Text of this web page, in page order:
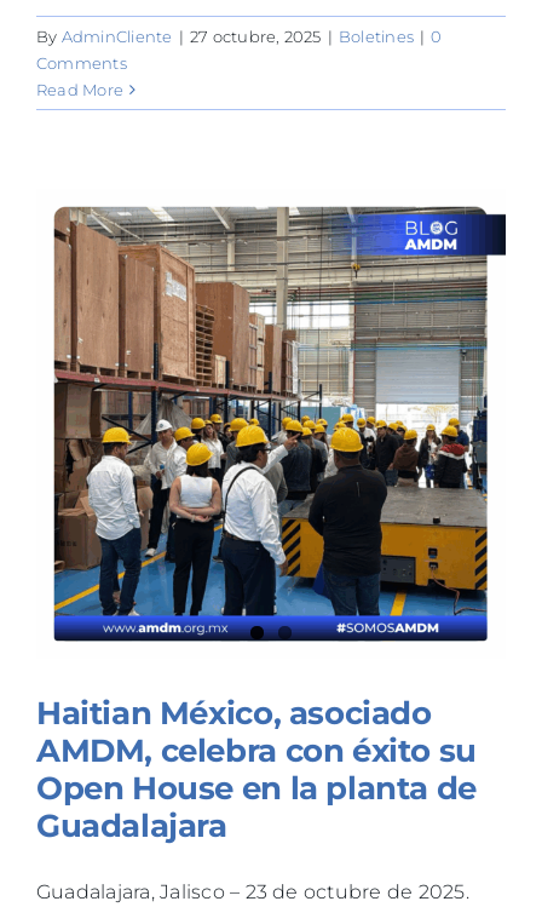
By AdminCliente | 27 octubre, 2025 | Boletines | 0
Comments
Read More
Haitian México, asociado
AMDM, celebra con éxito su
Open House en la planta de
Guadalajara
Guadalajara, Jalisco – 23 de octubre de 2025.